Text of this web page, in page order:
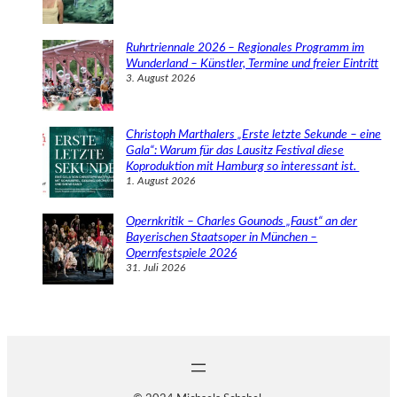
Ruhrtriennale 2026 – Regionales Programm im
Wunderland – Künstler, Termine und freier Eintritt
3. August 2026
Christoph Marthalers „Erste letzte Sekunde – eine
Gala“: Warum für das Lausitz Festival diese
Koproduktion mit Hamburg so interessant ist.
1. August 2026
Opernkritik – Charles Gounods „Faust“ an der
Bayerischen Staatsoper in München –
Opernfestspiele 2026
31. Juli 2026